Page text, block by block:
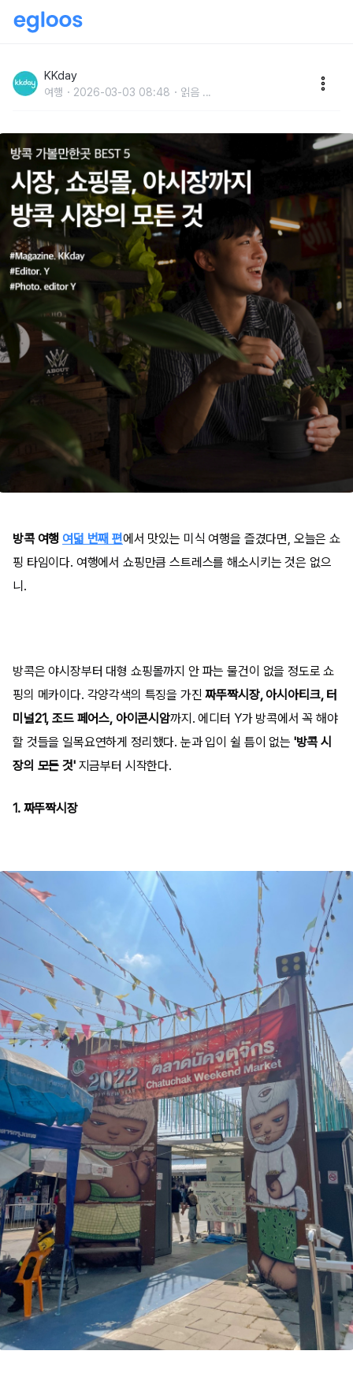
야시장까지
KKday
여행 2026-03-03 08:48 읽음 ...
방콕 여행 여덟 번째 편에서 맛있는 미식 여행을 즐겼다면, 오늘은 쇼
핑 타임이다. 여행에서 쇼핑만큼 스트레스를 해소시키는 것은 없으
니.
방콕은 야시장부터 대형 쇼핑몰까지 안 파는 물건이 없을 정도로 쇼
핑의 메카이다. 각양각색의 특징을 가진짜뚜짝시장, 아시아티크, 터
미널21, 조드 페어스, 아이콘시암까지. 에디터 Y가 방콕에서 꼭 해야
할 것들을 일목요연하게 정리했다. 눈과 입이 쉴 틈이 없는 '방콕 시
장의 모든 것'지금부터 시작한다.
1. 짜뚜짝시장